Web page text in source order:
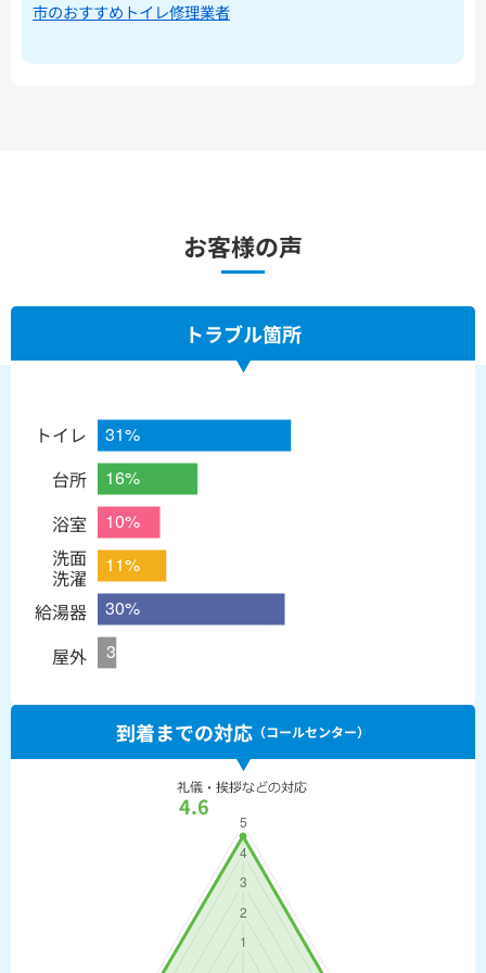
市のおすすめトイレ修理業者
お客様の声
トラブル箇所
トイレ
台所
浴室
洗面
洗濯
給湯器
屋外
到着までの対応 （コールセンター）
4.6